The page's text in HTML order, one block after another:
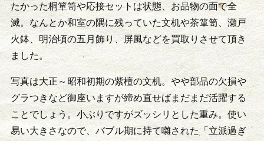
たかった桐箪笥や応接セットは状態、お品物の面で全
滅。なんとか和室の隅に残っていた文机や茶箪笥、瀬戸
火鉢、明治頃の五月飾り、屏風などを買取りさせて頂き
ました。
写真は大正～昭和初期の紫檀の文机。やや部品の欠損や
グラつきなど御座いますが締め直せばまだまだ活躍する
ことでしょう。小ぶりですがズッシリとした重み。使い
易い大きさなので、バブル期に持て囃された「立派過ぎ